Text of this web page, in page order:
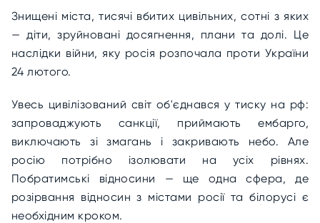
Знищені міста, тисячі вбитих цивільних, сотні з яких
— діти, зруйновані досягнення, плани та долі. Це
наслідки війни, яку росія розпочала проти України
24 лютого.
Увесь цивілізований світ об'єднався у тиску на рф:
запроваджують санкції, приймають ембарго,
виключають зі змагань і закривають небо. Але
росію потрібно ізолювати на усіх рівнях.
Побратимські відносини — ще одна сфера, де
розірвання відносин з містами росії та білорусі є
необхідним кроком.